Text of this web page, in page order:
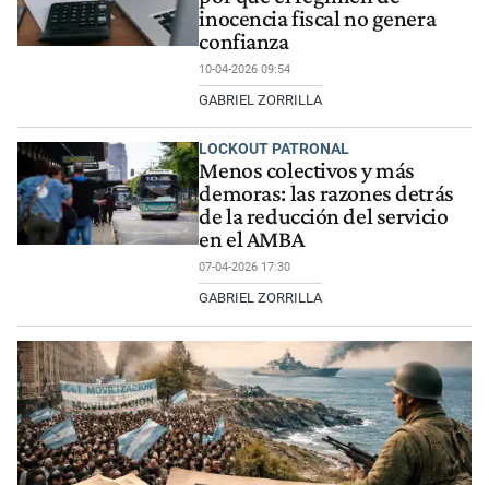
inocencia fiscal no genera
confianza
10-04-2026 09:54
GABRIEL ZORRILLA
LOCKOUT PATRONAL
Menos colectivos y más
demoras: las razones detrás
de la reducción del servicio
en el AMBA
07-04-2026 17:30
GABRIEL ZORRILLA